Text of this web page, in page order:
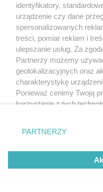
identyfikatory,
urządzenie czy dane
spersonalizowanych
treści, pomiar reklam i
ulepszanie usług. Za
Partnerzy możemy
geolokalizacyjnych oraz
charakterystykę
Ponieważ cenimy Twoją
korzystanie z tych
zmienić/wycofać klikając
znajdujący się w lewym
rodzaje przetwarzania
użytkownika, ale masz
przetwarzaniu.
PARTNERZY